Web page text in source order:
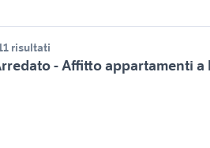
risultati
- Affitto appartamenti a